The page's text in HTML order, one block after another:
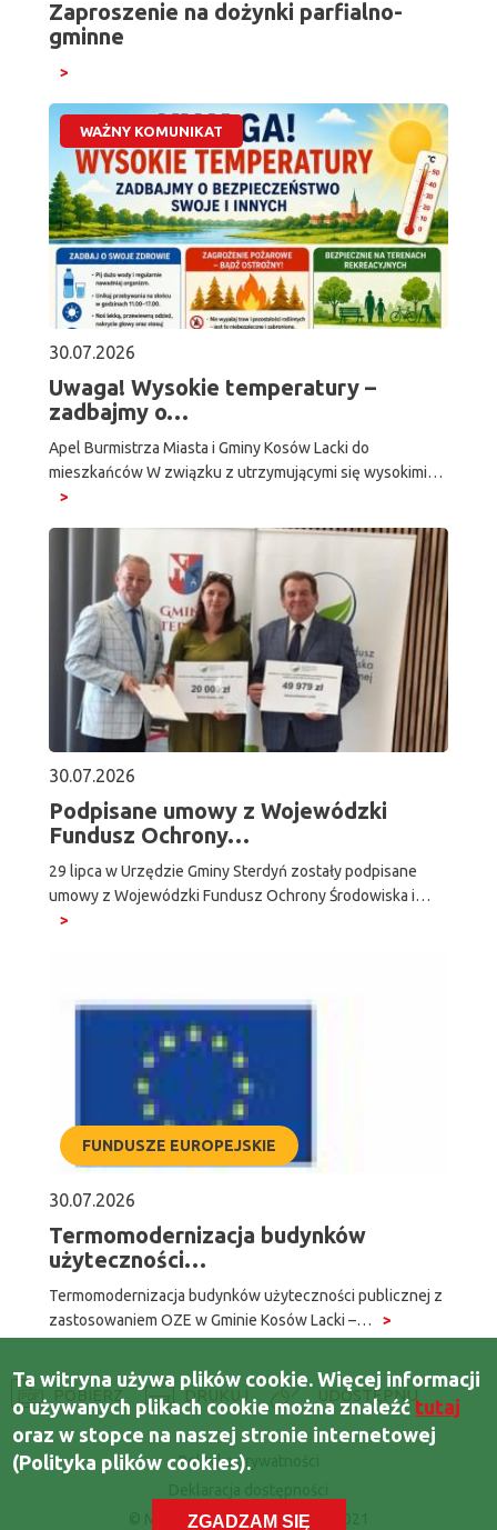
Ta witryna używa plików cookie. Więcej informacji
o używanych plikach cookie można znaleźć tutaj
oraz w stopce na naszej stronie internetowej
(Polityka plików cookies).
ZGADZAM SIĘ
Zaproszenie na dożynki parfialno-
gminne
WAŻNY KOMUNIKAT
30.07.2026
Uwaga! Wysokie temperatury –
zadbajmy o…
Apel Burmistrza Miasta i Gminy Kosów Lacki do
mieszkańców W związku z utrzymującymi się wysokimi…
30.07.2026
Podpisane umowy z Wojewódzki
Fundusz Ochrony…
29 lipca w Urzędzie Gminy Sterdyń zostały podpisane
umowy z Wojewódzki Fundusz Ochrony Środowiska i…
FUNDUSZE EUROPEJSKIE
30.07.2026
Termomodernizacja budynków
użyteczności…
Termomodernizacja budynków użyteczności publicznej z
zastosowaniem OZE w Gminie Kosów Lacki –…
POBIERZ DRUKUJ
© Miasto i Gmina Kosów Lacki 2021
Polityka prywatności